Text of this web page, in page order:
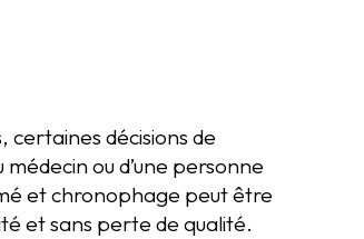
certaines décisions de
ou d’une personne
et chronophage peut être
et sans perte de qualité.